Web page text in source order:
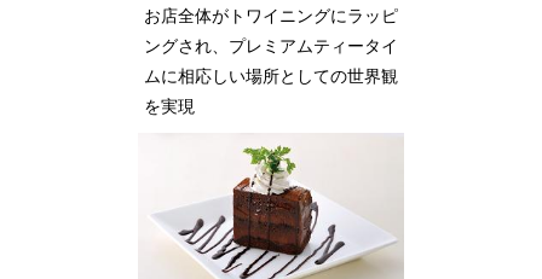
お店全体がトワイニングにラッピ
ングされ、プレミアムティータイ
ムに相応しい場所としての世界観
を実現